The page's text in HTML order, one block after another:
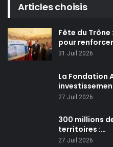
Articles choisis
Fête du
pour
31 Juil 2026
La Fondation
27 Juil 2026
300 millions
territoires :…
27 Juil 2026